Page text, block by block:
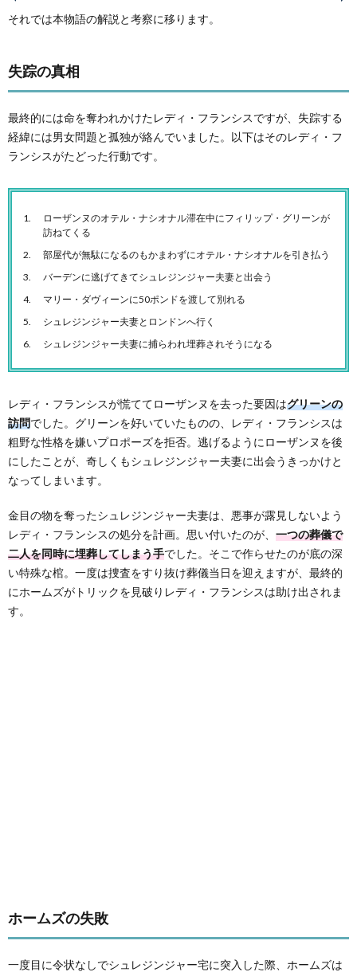
それでは本物語の解説と考察に移ります。
失踪の真相
最終的には命を奪われかけたレディ・フランシスですが、失踪する
経緯には男女問題と孤独が絡んでいました。以下はそのレディ・フ
ランシスがたどった行動です。
ローザンヌのオテル・ナシオナル滞在中にフィリップ・グリーンが
訪ねてくる
部屋代が無駄になるのもかまわずにオテル・ナシオナルを引き払う
バーデンに逃げてきてシュレジンジャー夫妻と出会う
マリー・ダヴィーンに50ポンドを渡して別れる
シュレジンジャー夫妻とロンドンへ行く
シュレジンジャー夫妻に捕らわれ埋葬されそうになる
レディ・フランシスが慌ててローザンヌを去った要因はグリーンの
訪問でした。グリーンを好いていたものの、レディ・フランシスは
粗野な性格を嫌いプロポーズを拒否。逃げるようにローザンヌを後
にしたことが、奇しくもシュレジンジャー夫妻に出会うきっかけと
なってしまいます。
金目の物を奪ったシュレジンジャー夫妻は、悪事が露見しないよう
レディ・フランシスの処分を計画。思い付いたのが、 一つの葬儀で
二人を同時に埋葬してしまう手でした。そこで作らせたのが底の深
い特殊な棺。一度は捜査をすり抜け葬儀当日を迎えますが、最終的
にホームズがトリックを見破りレディ・フランシスは助け出されま
す。
ホームズの失敗
一度目に令状なしでシュレジンジャー宅に突入した際、ホームズは